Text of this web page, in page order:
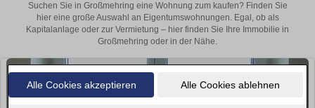
Alle Cookies akzeptieren Alle Cookies ablehnen
Suchen Sie in Großmehring eine Wohnung zum kaufen? Finden Sie
hier eine große Auswahl an Eigentumswohnungen. Egal, ob als
Kapitalanlage oder zur Vermietung – hier finden Sie Ihre Immobilie in
Großmehring oder in der Nähe.